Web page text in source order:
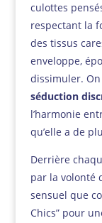
culottes
respectant la
des tissus
enveloppe,
dissimuler.
séduction
l’harmonie
qu’elle a de
Derrière
par la volonté
sensuel que
Chics” pour